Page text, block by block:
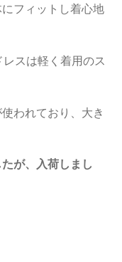
フィットし着心地
スは軽く着用のス
われており、大き
が、入荷しまし